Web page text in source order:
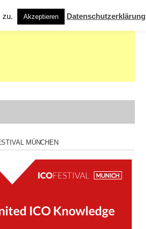
MÜNCHEN
zu. Akzeptieren Datenschutzerklärung